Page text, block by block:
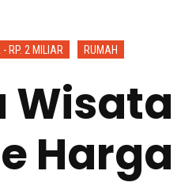
- RP. 2 MILIAR RUMAH